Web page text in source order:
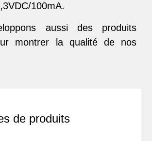
100mA.
aussi des produits
montrer la qualité de nos
de produits